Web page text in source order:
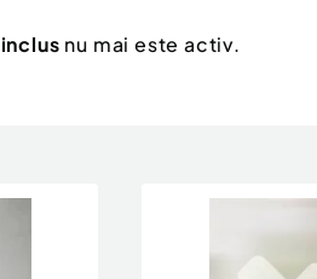
nu mai este activ.